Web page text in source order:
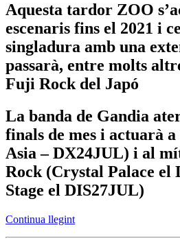
Aquesta tardor ZOO
escenaris fins el 2021 i
singladura amb una
passarà, entre molts
Fuji Rock del Japó
La banda de Gandia
finals de mes i actuarà
Asia – DX24JUL) i al
Rock (Crystal Palace el
Stage el DIS27JUL)
Continua llegint